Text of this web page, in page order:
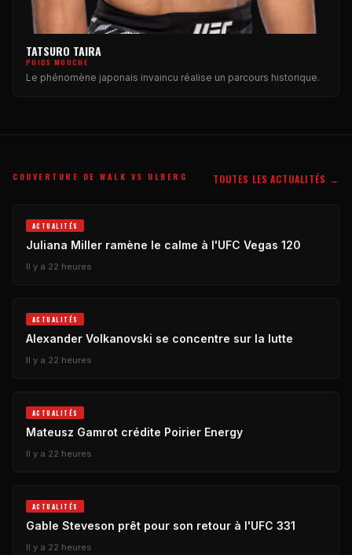
TATSURO TAIRA
POIDS MOUCHE
Le phénomène japonais invaincu réalise un parcours historique.
COUVERTURE DE WALK VS ULBERG TOUTES LES ACTUALITÉS →
ACTUALITÉS
Juliana Miller ramène le calme à l'UFC Vegas 120
Il y a 22 heures
ACTUALITÉS
Alexander Volkanovski se concentre sur la lutte
Il y a 22 heures
ACTUALITÉS
Mateusz Gamrot crédite Poirier Energy
Il y a 22 heures
ACTUALITÉS
Gable Steveson prêt pour son retour à l'UFC 331
Il y a 22 heures